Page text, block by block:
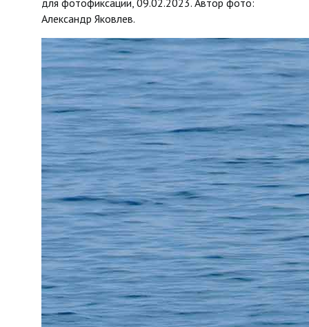
для фотофиксации, 09.02.2023. Автор фото:
Александр Яковлев.